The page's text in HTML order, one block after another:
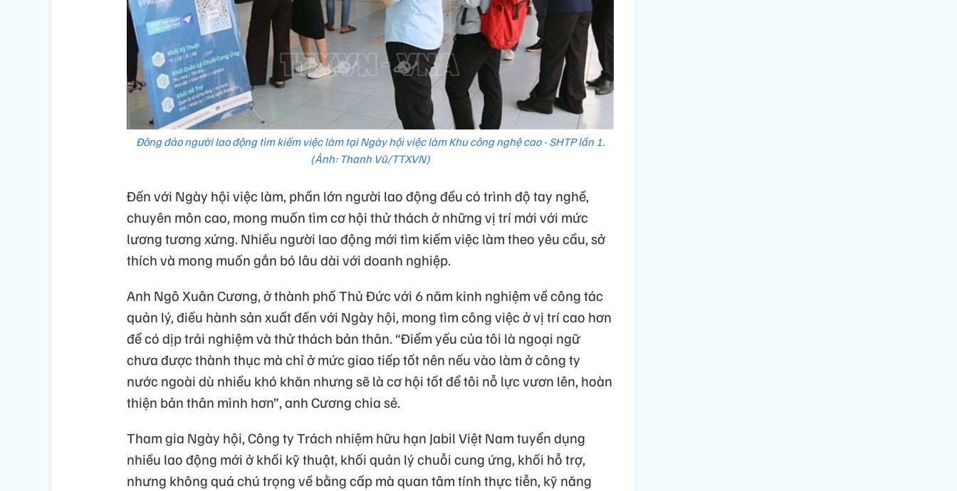
Đông đảo người lao động tìm kiếm việc làm tại Ngày hội việc làm Khu công nghệ cao - SHTP lần 1.
(Ảnh: Thanh Vũ/TTXVN)
Đến với Ngày hội việc làm, phần lớn người lao động đều có trình độ tay nghề,
chuyên môn cao, mong muốn tìm cơ hội thử thách ở những vị trí mới với mức
lương tương xứng. Nhiều người lao động mới tìm kiếm việc làm theo yêu cầu, sở
thích và mong muốn gắn bó lâu dài với doanh nghiệp.
Anh Ngô Xuân Cương, ở thành phố Thủ Đức với 6 năm kinh nghiệm về công tác
quản lý, điều hành sản xuất đến với Ngày hội, mong tìm công việc ở vị trí cao hơn
để có dịp trải nghiệm và thử thách bản thân. “Điểm yếu của tôi là ngoại ngữ
chưa được thành thục mà chỉ ở mức giao tiếp tốt nên nếu vào làm ở công ty
nước ngoài dù nhiều khó khăn nhưng sẽ là cơ hội tốt để tôi nỗ lực vươn lên, hoàn
thiện bản thân mình hơn”, anh Cương chia sẻ.
Tham gia Ngày hội, Công ty Trách nhiệm hữu hạn Jabil Việt Nam tuyển dụng
nhiều lao động mới ở khối kỹ thuật, khối quản lý chuỗi cung ứng, khối hỗ trợ,
nhưng không quá chú trọng về bằng cấp mà quan tâm tính thực tiễn, kỹ năng